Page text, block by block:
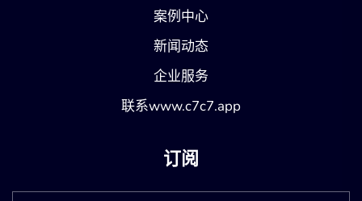
案例中心
新闻动态
企业服务
联系www.c7c7.app
订阅